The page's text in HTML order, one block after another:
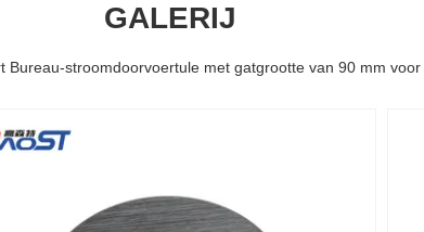
GALERIJ
Bureau-stroomdoorvoertule met gatgrootte van 90 mm